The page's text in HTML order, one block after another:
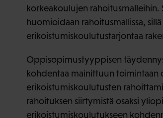
korkeakoulujen rahoitusmalleihin.
huomioidaan rahoitusmallissa,
erikoistumiskoulutustarjontaa
Oppisopimustyyppisen
kohdentaa mainittuun toimintaan
erikoistumiskoulutusten
rahoituksen siirtymistä osaksi
erikoistumiskoulutukseen